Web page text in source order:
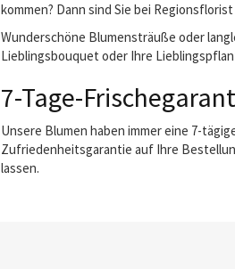
kommen? Dann sind Sie bei
Wunderschöne Blumensträuße oder
Lieblingsbouquet oder Ihre
7-Tage-
Unsere Blumen haben immer eine 7-
Zufriedenheitsgarantie auf Ihre
lassen.